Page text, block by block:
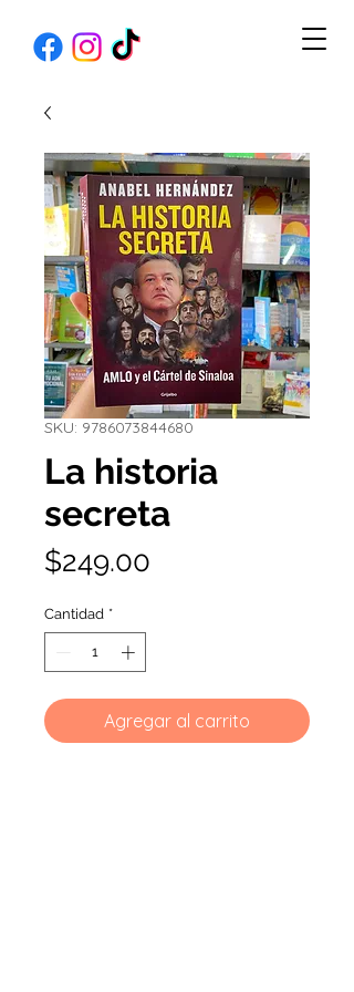
SKU: 9786073844680
La historia
secreta
$249.00
Cantidad *
Agregar al carrito